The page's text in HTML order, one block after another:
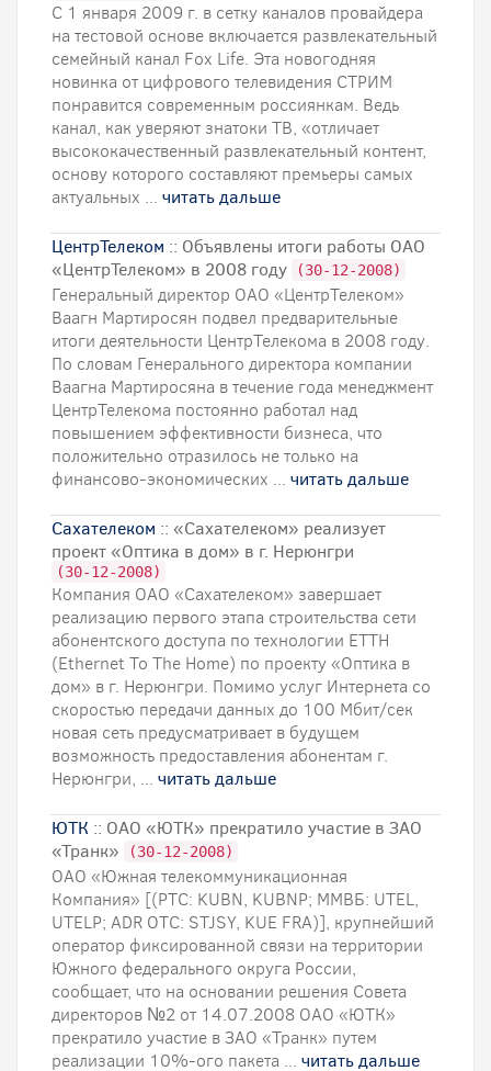
С 1 января 2009 г. в сетку каналов провайдера
на тестовой основе включается развлекательный
семейный канал Fox Life. Эта новогодняя
новинка от цифрового телевидения СТРИМ
понравится современным россиянкам. Ведь
канал, как уверяют знатоки ТВ, «отличает
высококачественный развлекательный контент,
основу которого составляют премьеры самых
актуальных ... читать дальше
ЦентрТелеком :: Объявлены итоги работы ОАО
«ЦентрТелеком» в 2008 году
(30-12-2008)
Генеральный директор ОАО «ЦентрТелеком»
Ваагн Мартиросян подвел предварительные
итоги деятельности ЦентрТелекома в 2008 году.
По словам Генерального директора компании
Ваагна Мартиросяна в течение года менеджмент
ЦентрТелекома постоянно работал над
повышением эффективности бизнеса, что
положительно отразилось не только на
финансово-экономических ... читать дальше
Сахателеком :: «Сахателеком» реализует
проект «Оптика в дом» в г. Нерюнгри
(30-12-2008)
Компания ОАО «Сахателеком» завершает
реализацию первого этапа строительства сети
абонентского доступа по технологии ЕТТН
(Ethernet To The Home) по проекту «Оптика в
дом» в г. Нерюнгри. Помимо услуг Интернета со
скоростью передачи данных до 100 Мбит/cек
новая сеть предусматривает в будущем
возможность предоставления абонентам г.
Нерюнгри, ... читать дальше
ЮТК :: ОАО «ЮТК» прекратило участие в ЗАО
«Транк»
(30-12-2008)
ОАО «Южная телекоммуникационная
Компания» [(РТС: KUBN, KUBNP; ММВБ: UTEL,
UTELP; ADR OTC: STJSY, KUE FRA)], крупнейший
оператор фиксированной связи на территории
Южного федерального округа России,
сообщает, что на основании решения Совета
директоров №2 от 14.07.2008 ОАО «ЮТК»
прекратило участие в ЗАО «Транк» путем
реализации 10%-ого пакета ... читать дальше